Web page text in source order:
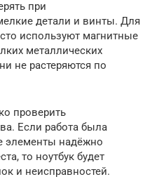
при
детали и винты. Для
используют магнитные
металлических
не растеряются по
проверить
Если работа была
элементы надёжно
то ноутбук будет
и неисправностей.